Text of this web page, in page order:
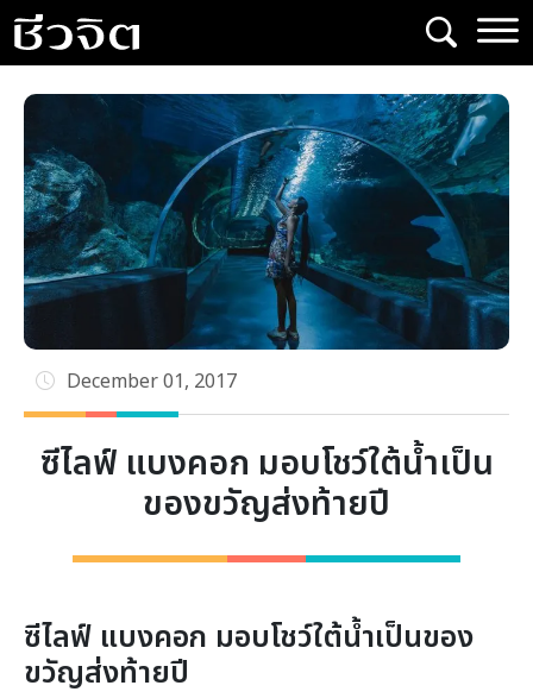
Skip
to
content
December 01, 2017
ซีไลฟ์ แบงคอก มอบโชว์ใต้น้ำเป็น
ของขวัญส่งท้ายปี
ซีไลฟ์ แบงคอก มอบโชว์ใต้น้ำเป็นของ
ขวัญส่งท้ายปี